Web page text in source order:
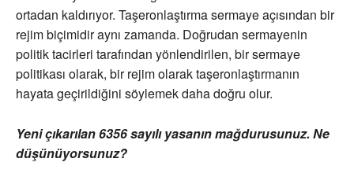
ortadan kaldırıyor. Taşeronlaştırma sermaye açısından bir
rejim biçimidir aynı zamanda. Doğrudan sermayenin
politik tacirleri tarafından yönlendirilen, bir sermaye
politikası olarak, bir rejim olarak taşeronlaştırmanın
hayata geçirildiğini söylemek daha doğru olur.
Yeni çıkarılan 6356 sayılı yasanın mağdurusunuz. Ne
düşünüyorsunuz?